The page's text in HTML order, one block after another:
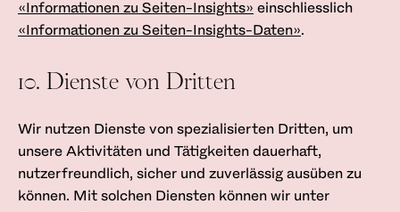
«Informationen zu Seiten-Insights» einschliesslich
«Informationen zu Seiten-Insights-Daten».
10. Dienste von Dritten
Wir nutzen Dienste von spezialisierten Dritten, um
unsere Aktivitäten und Tätigkeiten dauerhaft,
nutzerfreundlich, sicher und zuverlässig ausüben zu
können. Mit solchen Diensten können wir unter